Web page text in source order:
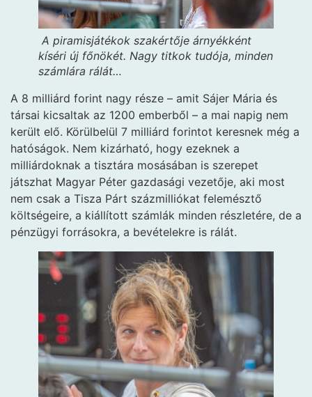
A piramisjátékok szakértője árnyékként
kíséri új főnökét. Nagy titkok tudója, minden
számlára rálát…
A 8 milliárd forint nagy része – amit Sájer Mária és
társai kicsaltak az 1200 emberből – a mai napig nem
került elő. Körülbelül 7 milliárd forintot keresnek még a
hatóságok. Nem kizárható, hogy ezeknek a
milliárdoknak a tisztára mosásában is szerepet
játszhat Magyar Péter gazdasági vezetője, aki most
nem csak a Tisza Párt százmilliókat felemésztő
költségeire, a kiállított számlák minden részletére, de a
pénzügyi forrásokra, a bevételekre is rálát.